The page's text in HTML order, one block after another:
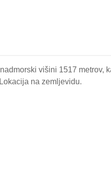
višini 1517 metrov,
na zemljevidu.